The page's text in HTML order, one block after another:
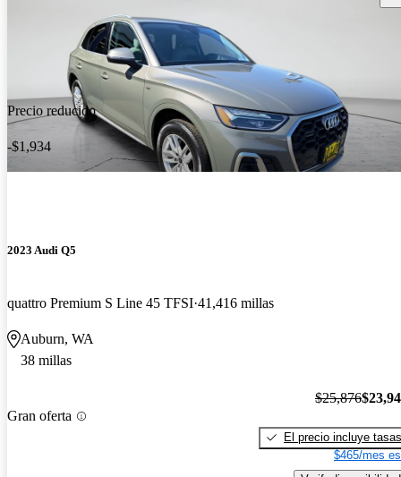
Precio reducido
-$1,934
2023 Audi Q5
quattro Premium S Line 45 TFSI 41,416 millas
Auburn, WA
38 millas
Gran oferta
$25,876
El precio incluye tasas
$465/mes